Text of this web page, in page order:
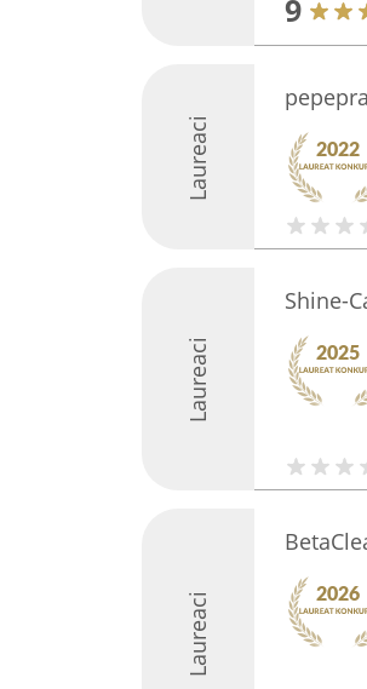
9
Laureaci
Laureaci
Shine-
Laureaci